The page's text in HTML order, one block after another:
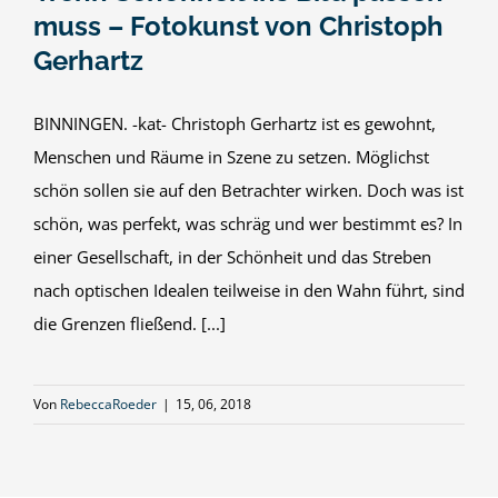
muss – Fotokunst von Christoph
Gerhartz
BINNINGEN. -kat- Christoph Gerhartz ist es gewohnt,
Menschen und Räume in Szene zu setzen. Möglichst
schön sollen sie auf den Betrachter wirken. Doch was ist
schön, was perfekt, was schräg und wer bestimmt es? In
einer Gesellschaft, in der Schönheit und das Streben
nach optischen Idealen teilweise in den Wahn führt, sind
die Grenzen fließend. [...]
Von RebeccaRoeder | 15, 06, 2018